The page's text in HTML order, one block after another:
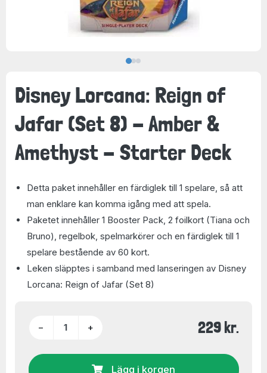
Disney Lorcana: Reign of
Jafar (Set 8) - Amber &
Amethyst - Starter Deck
Detta paket innehåller en färdiglek till 1 spelare, så att
man enklare kan komma igång med att spela.
Paketet innehåller 1 Booster Pack, 2 foilkort (Tiana och
Bruno), regelbok, spelmarkörer och en färdiglek till 1
spelare bestående av 60 kort.
Leken släpptes i samband med lanseringen av Disney
Lorcana: Reign of Jafar (Set 8)
− + 229 kr.
Lägg i korgen